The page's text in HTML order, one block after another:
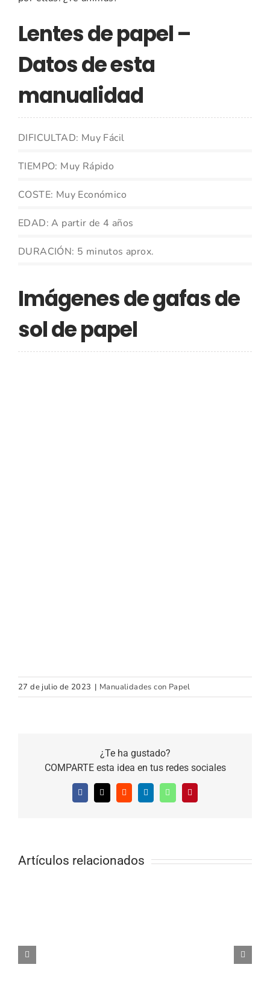
Lentes de papel –
Datos de esta
manualidad
DIFICULTAD: Muy Fácil
TIEMPO: Muy Rápido
COSTE: Muy Económico
EDAD: A partir de 4 años
DURACIÓN: 5 minutos aprox.
Imágenes de gafas de
sol de papel
27 de julio de 2023 | Manualidades con Papel
¿Te ha gustado?
COMPARTE esta idea en tus redes sociales
Facebook
X RedditLinkedInWhatsAppPinterest
Artículos relacionados